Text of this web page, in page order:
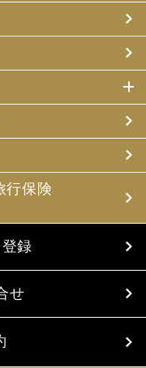
行保険
録
せ